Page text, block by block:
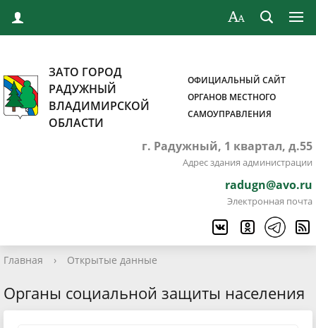
ЗАТО ГОРОД
РАДУЖНЫЙ
ВЛАДИМИРСКОЙ
ОБЛАСТИ
ОФИЦИАЛЬНЫЙ САЙТ
ОРГАНОВ МЕСТНОГО
САМОУПРАВЛЕНИЯ
г. Радужный, 1 квартал, д.55
Адрес здания администрации
radugn@avo.ru
Электронная почта
Главная › Открытые данные
Органы социальной защиты населения